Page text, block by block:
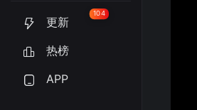
更新
104
热榜
APP